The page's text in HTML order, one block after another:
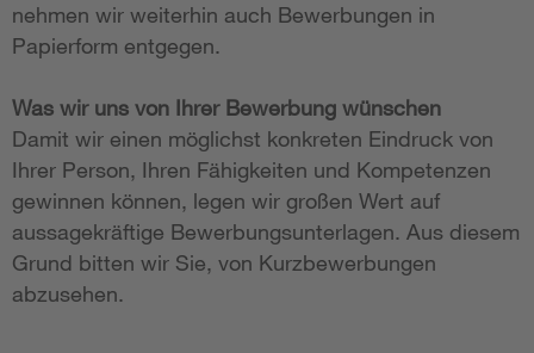
nehmen wir weiterhin auch Bewerbungen in
Papierform entgegen.
Was wir uns von Ihrer Bewerbung wünschen
Damit wir einen möglichst konkreten Eindruck von
Ihrer Person, Ihren Fähigkeiten und Kompetenzen
gewinnen können, legen wir großen Wert auf
aussagekräftige Bewerbungsunterlagen. Aus diesem
Grund bitten wir Sie, von Kurzbewerbungen
abzusehen.